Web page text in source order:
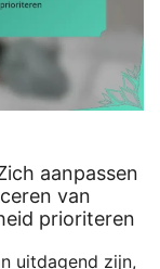
aanpassen
van
prioriteren
uitdagend zijn,